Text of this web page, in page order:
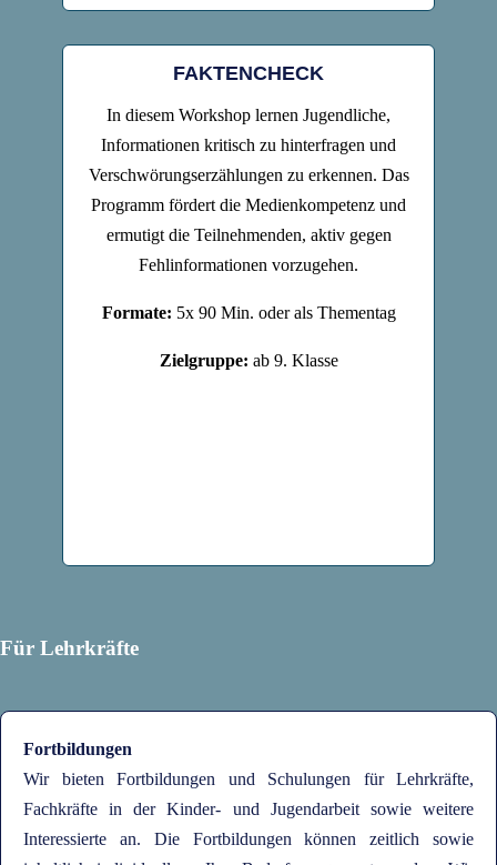
FAKTENCHECK
In diesem Workshop lernen Jugendliche,
Informationen kritisch zu hinterfragen und
Verschwörungserzählungen zu erkennen. Das
Programm fördert die Medienkompetenz und
ermutigt die Teilnehmenden, aktiv gegen
Fehlinformationen vorzugehen.
Formate: 5x 90 Min. oder als Thementag
Zielgruppe: ab 9. Klasse
Für Lehrkräfte
Fortbildungen
Wir bieten Fortbildungen und Schulungen für Lehrkräfte,
Fachkräfte in der Kinder- und Jugendarbeit sowie weitere
Interessierte an. Die Fortbildungen können zeitlich sowie